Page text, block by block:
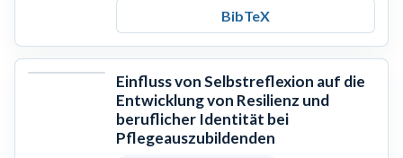
BibTeX
Einfluss von Selbstreflexion auf die
Entwicklung von Resilienz und
beruflicher Identität bei
Pflegeauszubildenden